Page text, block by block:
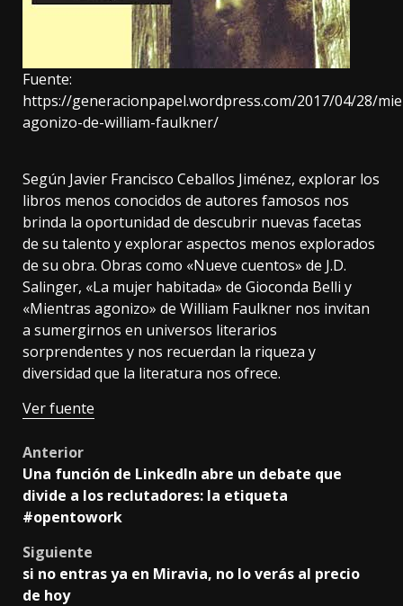
Fuente:
https://generacionpapel.wordpress.com/2017/04/28/
agonizo-de-william-faulkner/
Según Javier Francisco Ceballos Jiménez, explorar los
libros menos conocidos de autores famosos nos
brinda la oportunidad de descubrir nuevas facetas
de su talento y explorar aspectos menos explorados
de su obra. Obras como «Nueve cuentos» de J.D.
Salinger, «La mujer habitada» de Gioconda Belli y
«Mientras agonizo» de William Faulkner nos invitan
a sumergirnos en universos literarios
sorprendentes y nos recuerdan la riqueza y
diversidad que la literatura nos ofrece.
Ver fuente
Post
navigation
Anterior
Una función de LinkedIn abre un debate que
divide a los reclutadores: la etiqueta
#opentowork
Siguiente
si no entras ya en Miravia, no lo verás al precio
de hoy